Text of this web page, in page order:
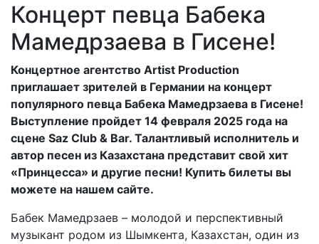
Концерт певца Бабека
Мамедрзаева в Гисене!
Концертное агентство Artist Production
приглашает зрителей в Германии на концерт
популярного певца Бабека Мамедрзаева в Гисене!
Выступление пройдет 14 февраля 2025 года на
сцене Saz Club & Bar. Талантливый исполнитель и
автор песен из Казахстана представит свой хит
«Принцесса» и другие песни! Купить билеты вы
можете на нашем сайте.
Бабек Мамедрзаев – молодой и перспективный
музыкант родом из Шымкента, Казахстан, один из